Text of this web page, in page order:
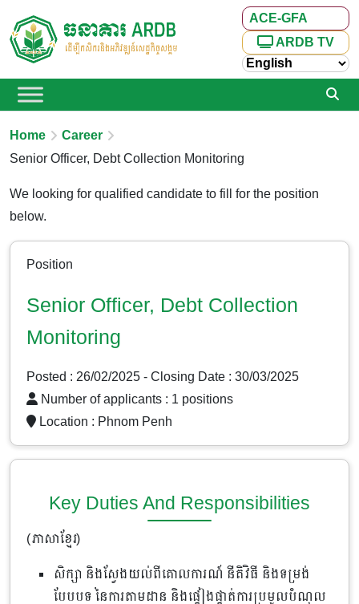
ACE-GFA
ARDB TV
Home
Career
Senior Officer, Debt Collection Monitoring
We looking for qualified candidate to fill for the position
below.
Position
Senior Officer, Debt Collection
Monitoring
Posted : 26/02/2025 - Closing Date : 30/03/2025
Number of applicants : 1 positions
Location : Phnom Penh
Key Duties And Responsibilities
(ភាសាខ្មែរ)
សិក្សា និងស្វែងយល់ពីគោលការណ៍ នីតិវិធី និងទម្រង់
បែបបទ នៃការតាមដាន និងផ្ទៀងផ្ទាត់ការប្រមូលបំណុល